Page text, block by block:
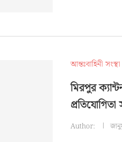
আন্তঃবাহিনী সংস্থা
মিরপুর
প্রতিযোগিতা
Author: